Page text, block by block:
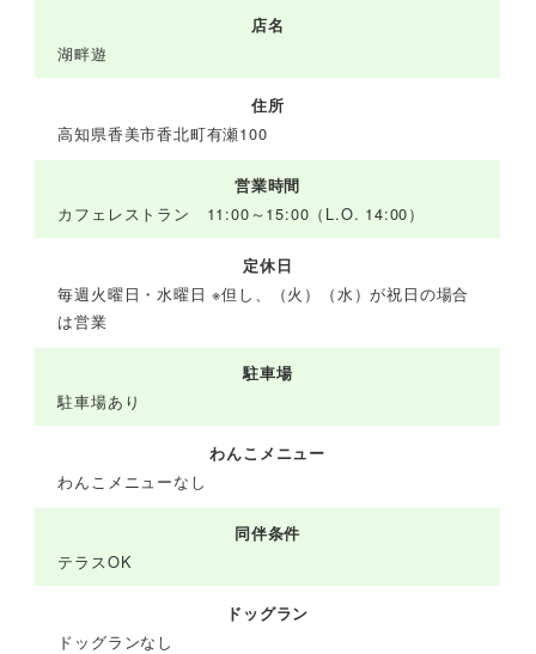
店名
湖畔遊
住所
高知県香美市香北町有瀬100
営業時間
カフェレストラン 11:00～15:00（L.O. 14:00）
定休日
毎週火曜日・水曜日 ※但し、（火）（水）が祝日の場合
は営業
駐車場
駐車場あり
わんこメニュー
わんこメニューなし
同伴条件
テラスOK
ドッグラン
ドッグランなし